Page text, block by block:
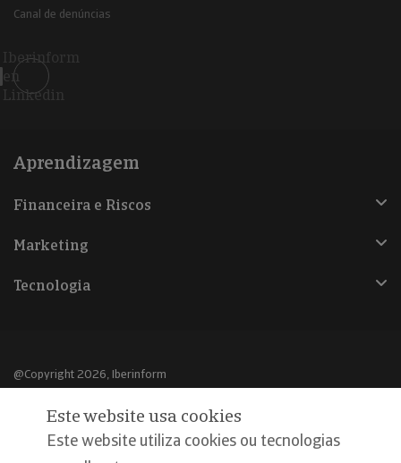
Canal de denúncias
Iberinform
en
Linkedin
Aprendizagem
Financeira e Riscos
Marketing
Tecnologia
@Copyright 2026, Iberinform
Aviso legal
Política de cookies
Este website usa cookies
Este website utiliza cookies ou tecnologias